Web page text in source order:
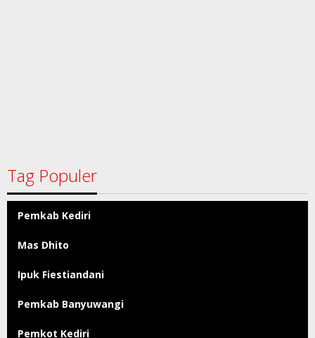
Tag Populer
Pemkab Kediri
Mas Dhito
Ipuk Fiestiandani
Pemkab Banyuwangi
Pemkot Kediri